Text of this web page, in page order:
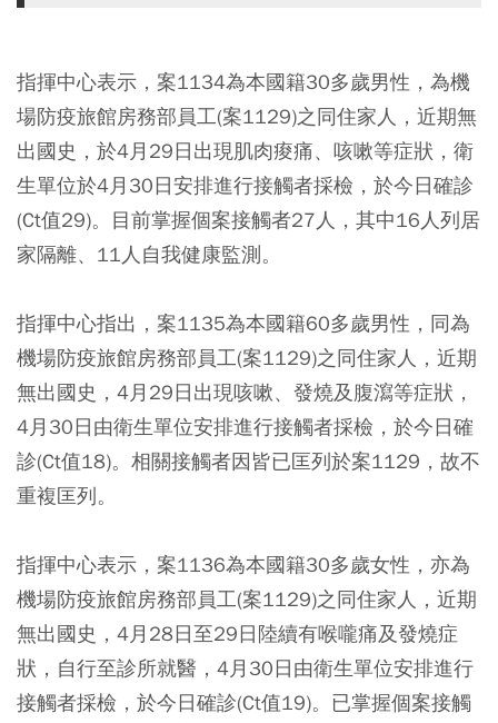
指揮中心表示，案1134為本國籍30多歲男性，為機
場防疫旅館房務部員工(案1129)之同住家人，近期無
出國史，於4月29日出現肌肉痠痛、咳嗽等症狀，衛
生單位於4月30日安排進行接觸者採檢，於今日確診
(Ct值29)。目前掌握個案接觸者27人，其中16人列居
家隔離、11人自我健康監測。
指揮中心指出，案1135為本國籍60多歲男性，同為
機場防疫旅館房務部員工(案1129)之同住家人，近期
無出國史，4月29日出現咳嗽、發燒及腹瀉等症狀，
4月30日由衛生單位安排進行接觸者採檢，於今日確
診(Ct值18)。相關接觸者因皆已匡列於案1129，故不
重複匡列。
指揮中心表示，案1136為本國籍30多歲女性，亦為
機場防疫旅館房務部員工(案1129)之同住家人，近期
無出國史，4月28日至29日陸續有喉嚨痛及發燒症
狀，自行至診所就醫，4月30日由衛生單位安排進行
接觸者採檢，於今日確診(Ct值19)。已掌握個案接觸